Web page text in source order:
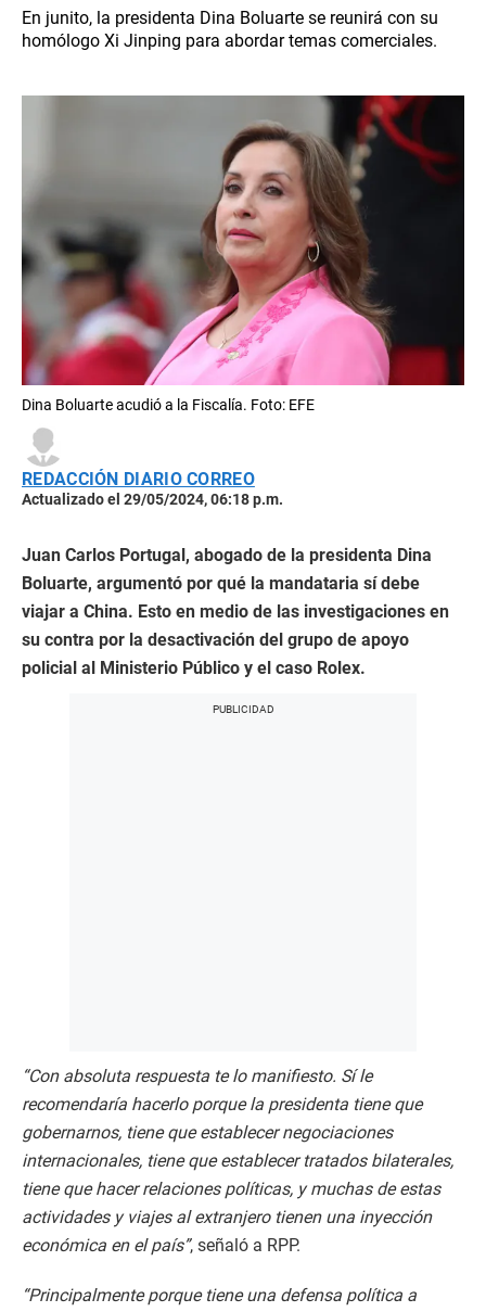
En junito, la presidenta Dina Boluarte se reunirá con su
homólogo Xi Jinping para abordar temas comerciales.
Dina Boluarte acudió a la Fiscalía. Foto: EFE
REDACCIÓN DIARIO CORREO
Actualizado el 29/05/2024, 06:18 p.m.
Juan Carlos Portugal, abogado de la presidenta Dina
Boluarte, argumentó por qué la mandataria sí debe
viajar a China. Esto en medio de las investigaciones en
su contra por la desactivación del grupo de apoyo
policial al Ministerio Público y el caso Rolex.
“Con absoluta respuesta te lo manifiesto. Sí le
recomendaría hacerlo porque la presidenta tiene que
gobernarnos, tiene que establecer negociaciones
internacionales, tiene que establecer tratados bilaterales,
tiene que hacer relaciones políticas, y muchas de estas
actividades y viajes al extranjero tienen una inyección
económica en el país”, señaló a RPP.
“Principalmente porque tiene una defensa política a